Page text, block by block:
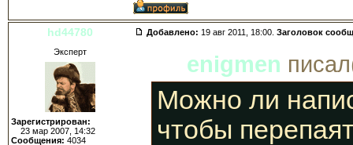
hd44780 Добавлено: 19 авг 2011, 18:00. Заголовок
Эксперт
Зарегистрирован:
23 мар 2007, 14:32
Сообщения: 4034
enigmen
Можно ли
чтобы